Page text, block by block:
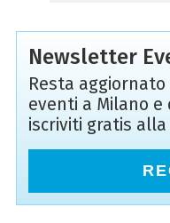
Newsletter
Resta
eventi a Milano e
iscriviti gratis